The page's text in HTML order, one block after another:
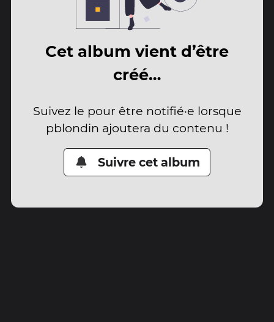
Cet album vient d’être
créé…
Suivez le pour être notifié·e lorsque
pblondin ajoutera du contenu !
Suivre cet album